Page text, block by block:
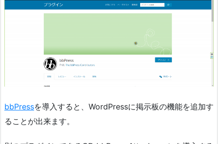
bbPressを導入すると、WordPressに掲示板の機能を追加す
ることが出来ます。